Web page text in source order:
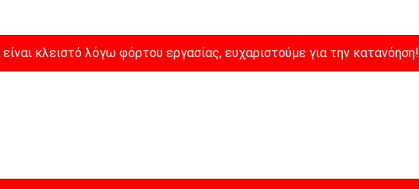
κλειστό λόγω φόρτου εργασίας, ευχαριστούμε για την κατανόηση!